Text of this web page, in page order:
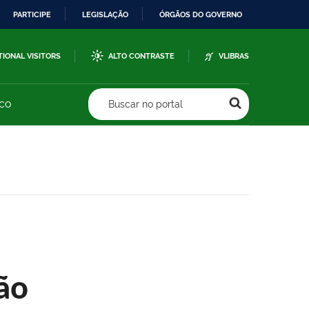
PARTICIPE LEGISLAÇÃO ÓRGÃOS DO GOVERNO
VISITORS ALTO CONTRASTE VLIBRAS
Buscar no portal